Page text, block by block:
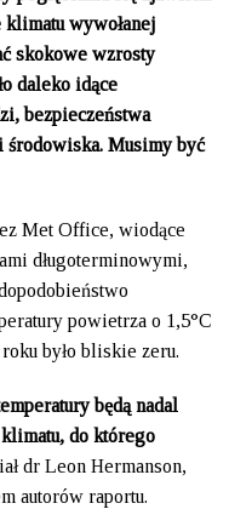
wywołanej
skokowe wzrosty
daleko idące
bezpieczeństwa
Musimy być
Met Office, wiodące
długoterminowymi,
powietrza o 1,5°C
było bliskie zeru.
będą nadal
klimatu, do którego
dr Leon Hermanson,
autorów raportu.